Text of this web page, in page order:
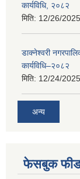
कार्यविधि, २०८२
मिति: 12/26/
डाक्नेश्वरी
कार्यविधि–२०८२
मिति: 12/24/
अन्य
फेसबुक फीड